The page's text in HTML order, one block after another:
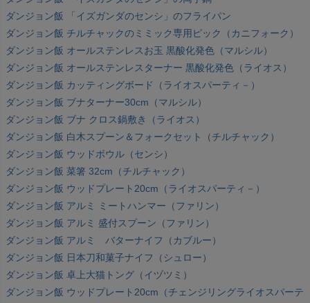
ダンジョン飯 「イズガンダのセンシ」のフライパン
ダンジョン飯 チルチャックのミミック専用ピック（カニフォーク）
ダンジョン飯 オールステンレスお玉 黒酸化発色（マルシル）
ダンジョン飯 オールステンレスターナー 黒酸化発色（ライオス）
ダンジョン飯 カッティングボード（ライオスパーティ－）
ダンジョン飯 ブナターナー30cm（マルシル）
ダンジョン飯 ブナ クロス鍋敷き（ライオス）
ダンジョン飯 白木スプーン＆フォークセット（チルチャック）
ダンジョン飯 ウッドボウル（センシ）
ダンジョン飯 菜箸 32cm（チルチャック）
ダンジョン飯 ウッドプレート20cm（ライオスパーティ－）
ダンジョン飯 アルミ ミートハンマー（ファリン）
ダンジョン飯 アルミ 盛付スプーン（ファリン）
ダンジョン飯 アルミ バターナイフ（カブルー）
ダンジョン飯 日本刀和菓子ナイフ（シュロー）
ダンジョン飯 卓上大猫トング（イヅツミ）
ダンジョン飯 ウッドプレート20cm（チェンジリングライオスパーテ